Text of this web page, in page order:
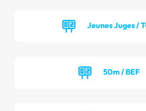
Jeunes Juges /
50m / BEF